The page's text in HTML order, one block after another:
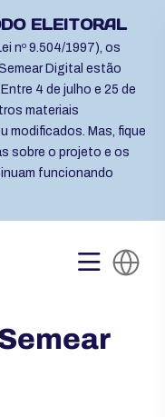
ELEITORAL
nº 9.504/1997), os
Digital estão
4 de julho e 25 de
materiais
modificados. Mas, fique
sobre o projeto e os
funcionando